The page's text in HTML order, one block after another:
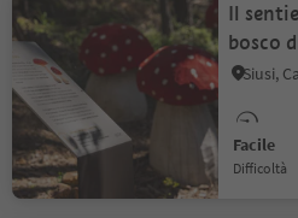
Il
bosco
Facile
Difficoltà